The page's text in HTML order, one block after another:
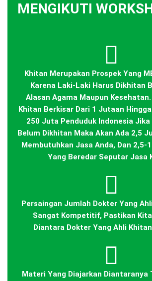
MENGIKUTI
Khitan Merupakan Prospek Yang
Karena Laki-Laki Harus Dikhitan
Alasan Agama Maupun
Khitan Berkisar Dari 1 Jutaan
250 Juta Penduduk Indonesia Jika
Belum Dikhitan Maka Akan Ada 2,5
Membutuhkan Jasa Anda, Dan 2,5-
Yang Beredar Seputar Jasa
Persaingan Jumlah Dokter Yang
Sangat Kompetitif, Pastikan
Diantara Dokter Yang Ahli
Materi Yang Diajarkan Diantaranya